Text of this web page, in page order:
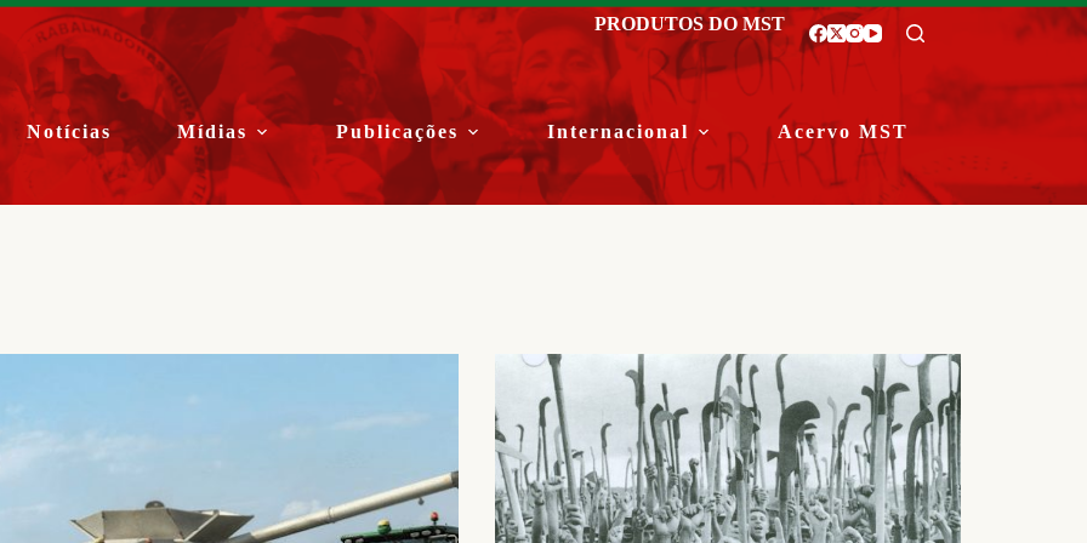
PRODUTOS DO MST
Notícias Mídias Publicações Internacional Acervo MST